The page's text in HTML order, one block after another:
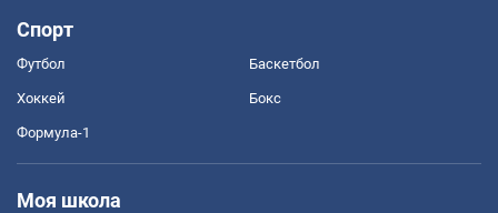
Спорт
Футбол Баскетбол
Хоккей Бокс
Формула-1
Моя школа